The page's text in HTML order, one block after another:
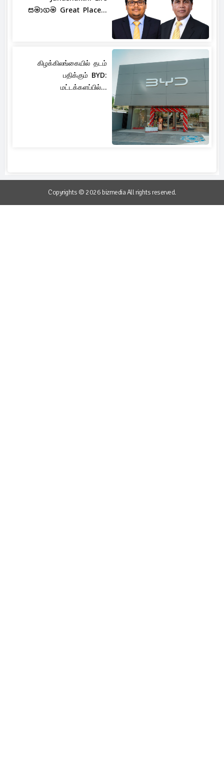
සමාගම Great Place...
கிழக்கிலங்கையில் தடம்
பதிக்கும் BYD:
மட்டக்களப்பில்...
Copyrights © 2026 bizmedia All rights reserved.